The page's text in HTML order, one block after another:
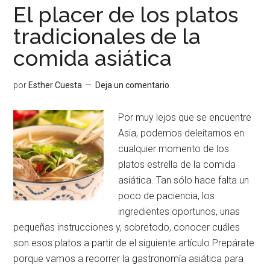
El placer de los platos
tradicionales de la
comida asiática
por Esther Cuesta Deja un comentario
Por muy lejos que se encuentre
Asia, podemos deleitarnos en
cualquier momento de los
platos estrella de la comida
asiática. Tan sólo hace falta un
poco de paciencia, los
ingredientes oportunos, unas
pequeñas instrucciones y, sobretodo, conocer cuáles
son esos platos a partir de el siguiente artículo.Prepárate
porque vamos a recorrer la gastronomía asiática para